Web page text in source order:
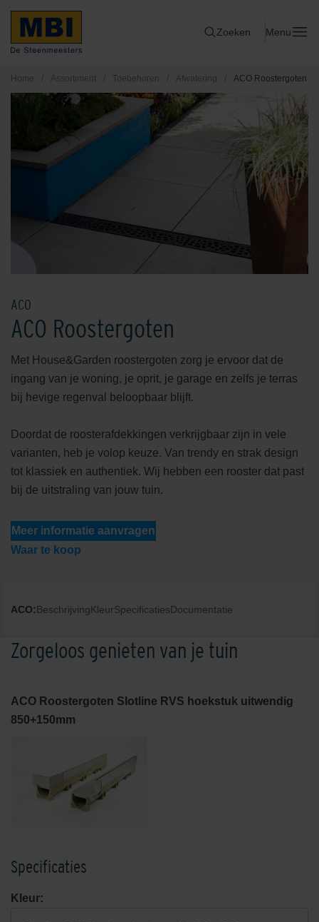
Zoeken Menu
Home / Assortiment / Toebehoren / Afwatering / ACO Roostergoten
ACO
ACO Roostergoten
Met House&Garden roostergoten zorg je ervoor dat de
ingang van je woning, je oprit, je garage en zelfs je terras
bij hevige regenval beloopbaar blijft.
Doordat de roosterafdekkingen verkrijgbaar zijn in vele
varianten, heb je volop keuze. Van trendy en strak design
tot klassiek en authentiek. Wij hebben een rooster dat past
bij de uitstraling van jouw tuin.
Meer informatie aanvragen
Waar te koop
ACO:BeschrijvingKleurSpecificatiesDocumentatie
Zorgeloos genieten van je tuin
ACO Roostergoten Slotline RVS hoekstuk uitwendig
850+150mm
Specificaties
Kleur: